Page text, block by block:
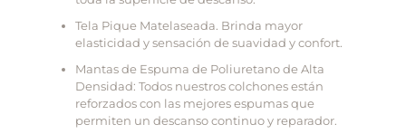
Tela Pique Matelaseada. Brinda mayor
elasticidad y sensación de suavidad y confort.
Mantas de Espuma de Poliuretano de Alta
Densidad: Todos nuestros colchones están
reforzados con las mejores espumas que
permiten un descanso continuo y reparador.